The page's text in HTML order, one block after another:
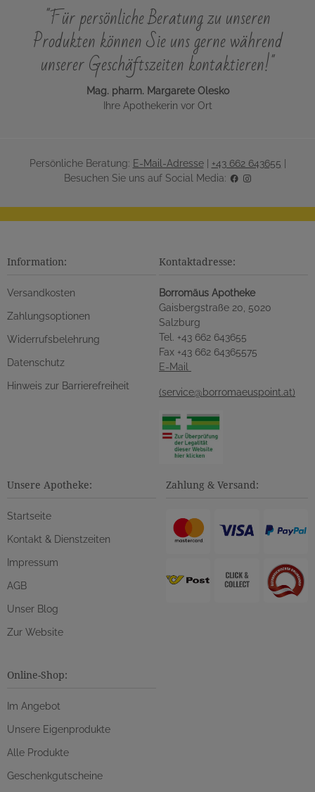
"Für persönliche Beratung zu unseren
Produkten können Sie uns gerne während
unserer Geschäftszeiten kontaktieren!"
Mag. pharm. Margarete Olesko
Ihre Apothekerin vor Ort
Persönliche Beratung: E-Mail-Adresse| +43 662 643655
Besuchen Sie uns auf Social Media:
Information:
Versandkosten
Zahlungsoptionen
Widerrufsbelehrung
Datenschutz
Hinweis zur Barrierefreiheit
Kontaktadresse:
Borromäus Apotheke
Gaisbergstraße 20, 5020
Salzburg
Tel. +43 662 643655
Fax +43 662 64365575
E-Mail
(service@borromaeuspoint.at)
Unsere Apotheke:
Startseite
Kontakt & Dienstzeiten
Impressum
AGB
Unser Blog
Zur Website
Zahlung & Versand:
Online-Shop:
Im Angebot
Unsere Eigenprodukte
Alle Produkte
Geschenkgutscheine